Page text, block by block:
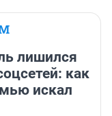
лишился
как
искал